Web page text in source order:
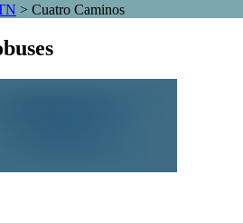
> Cuatro Caminos